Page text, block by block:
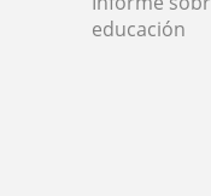
educación